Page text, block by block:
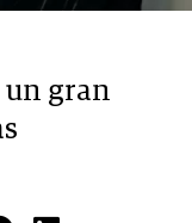
un gran